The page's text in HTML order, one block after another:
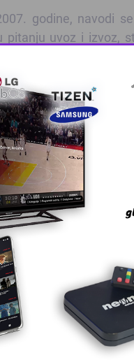
godine, navodi
uvoz i izvoz,
vrijednosti od
isti period
ni sa aspekta
u prethodnom
vraćati, što će
je skrenuti pažnju
proizvoda
ugrozili
navedenog,
i jedan dodatni,